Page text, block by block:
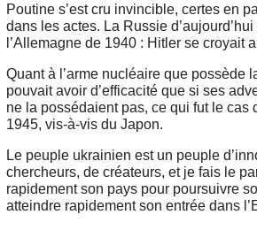
Poutine s’est cru invincible, certes en
dans les actes. La Russie
l’Allemagne de 1940 : Hitler se croyait
Quant à l’arme nucléaire que possède
pouvait avoir d’efficacité que si ses
ne la possédaient pas, ce qui fut le cas
1945, vis-à-vis du Japon.
Le peuple ukrainien est un peuple
chercheurs, de créateurs, et je fais le
rapidement son pays pour poursuivre
atteindre rapidement son entrée dans